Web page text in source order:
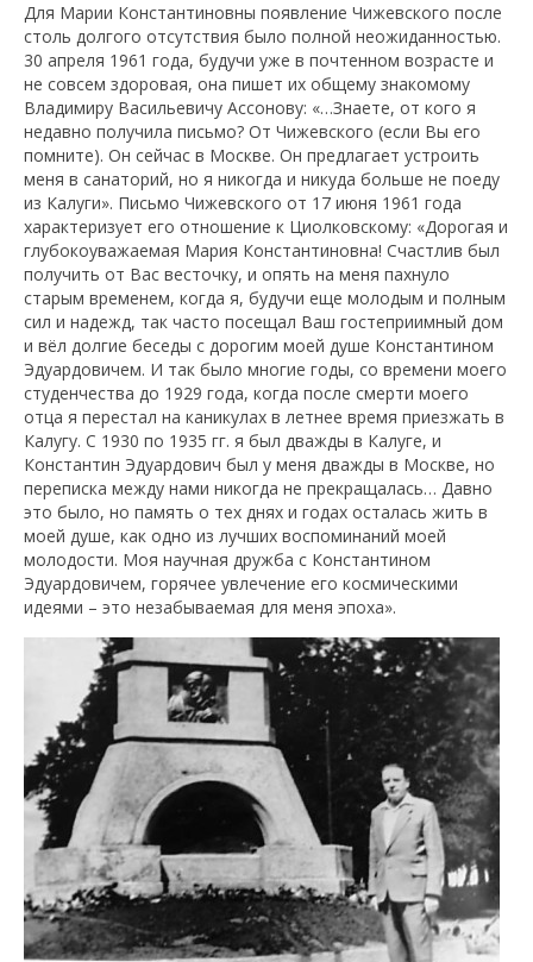
Для Марии Константиновны появление Чижевского после
столь долгого отсутствия было полной неожиданностью.
30 апреля 1961 года, будучи уже в почтенном возрасте и
не совсем здоровая, она пишет их общему знакомому
Владимиру Васильевичу Ассонову: «…Знаете, от кого я
недавно получила письмо? От Чижевского (если Вы его
помните). Он сейчас в Москве. Он предлагает устроить
меня в санаторий, но я никогда и никуда больше не поеду
из Калуги». Письмо Чижевского от 17 июня 1961 года
характеризует его отношение к Циолковскому: «Дорогая и
глубокоуважаемая Мария Константиновна! Счастлив был
получить от Вас весточку, и опять на меня пахнуло
старым временем, когда я, будучи еще молодым и полным
сил и надежд, так часто посещал Ваш гостеприимный дом
и вёл долгие беседы с дорогим моей душе Константином
Эдуардовичем. И так было многие годы, со времени моего
студенчества до 1929 года, когда после смерти моего
отца я перестал на каникулах в летнее время приезжать в
Калугу. С 1930 по 1935 гг. я был дважды в Калуге, и
Константин Эдуардович был у меня дважды в Москве, но
переписка между нами никогда не прекращалась… Давно
это было, но память о тех днях и годах осталась жить в
моей душе, как одно из лучших воспоминаний моей
молодости. Моя научная дружба с Константином
Эдуардовичем, горячее увлечение его космическими
идеями – это незабываемая для меня эпоха».